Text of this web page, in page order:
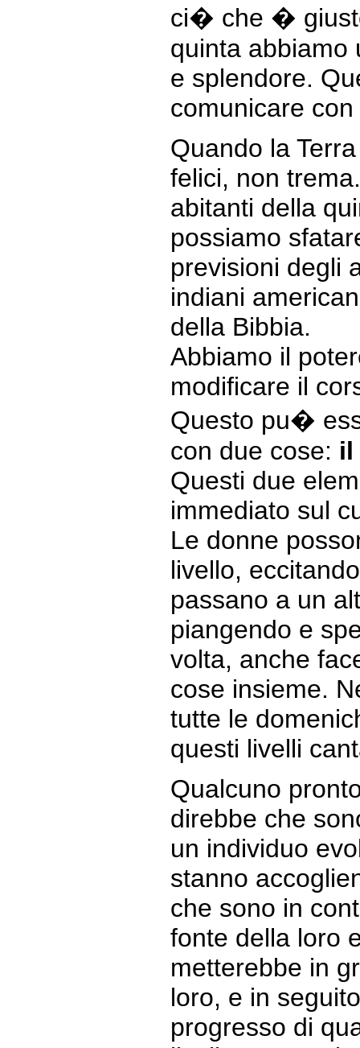
ci� che �
quinta abbiamo
e splendore.
comunicare con
Quando la
felici, non
abitanti della
possiamo
previsioni degli
indiani
della Bibbia.
Abbiamo il
modificare il
Questo pu�
con due cose: il
Questi due
immediato sul
Le donne
livello,
passano a un
piangendo e
volta, anche
cose insieme.
tutte le
questi livelli
Qualcuno
direbbe che
un individuo
stanno
che sono in
fonte della loro
metterebbe in
loro, e in
progresso di